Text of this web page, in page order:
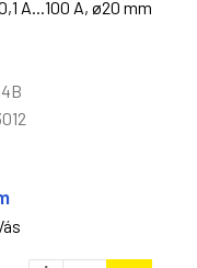
A...100 A, ø20 mm